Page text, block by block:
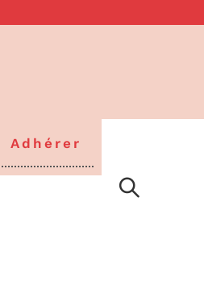
Adhérer